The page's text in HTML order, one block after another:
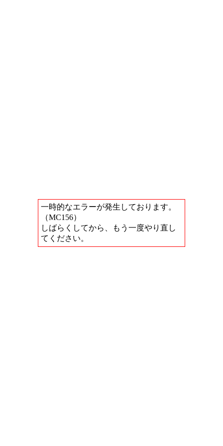
一時的なエラーが発生しております。
（MC156）
しばらくしてから、もう一度やり直し
てください。